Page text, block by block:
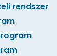
rendszer